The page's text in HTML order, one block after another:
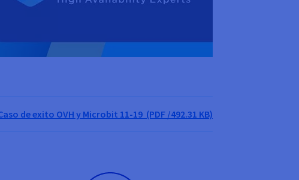
de exito OVH y Microbit 11-19 (PDF /492.31 KB)